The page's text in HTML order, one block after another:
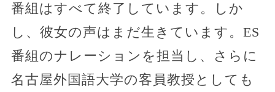
番組はすべて終了しています。しか
し、彼女の声はまだ生きています。ES
番組のナレーションを担当し、さらに
名古屋外国語大学の客員教授としても